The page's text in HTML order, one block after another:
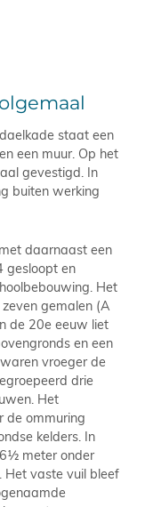
staat een
een muur. Op het
gevestigd. In
buiten werking
daarnaast een
gesloopt en
Het
gemalen (A
de 20e eeuw liet
en een
vroeger de
drie
Het
de ommuring
kelders. In
meter onder
Het vaste vuil bleef